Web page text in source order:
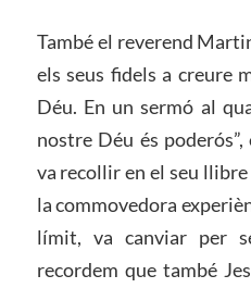
També el reverend
els seus fidels a creure
Déu. En un sermó al
nostre Déu és
va recollir en el seu llibre
la commovedora
límit, va canviar per
recordem que també